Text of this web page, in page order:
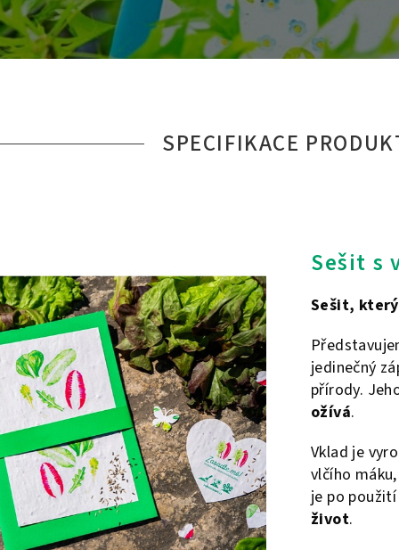
SPECIFIKACE
Sešit s
Sešit,
jedinečný
přírody.
ožívá.
Vklad je
vlčího
je po
život.